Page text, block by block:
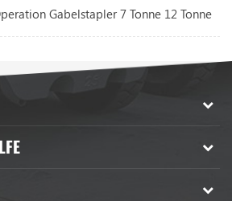
Gabelstapler 7 Tonne 12 Tonne